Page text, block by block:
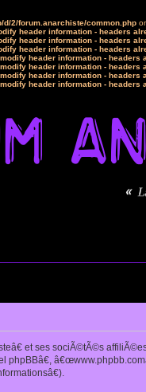
d/2/forum.anarchiste/common.php
header information - headers
header information - headers
header information - headers
header information - headers
header information - headers
header information - headers
header information - headers
et ses sociÃ©tÃ©s